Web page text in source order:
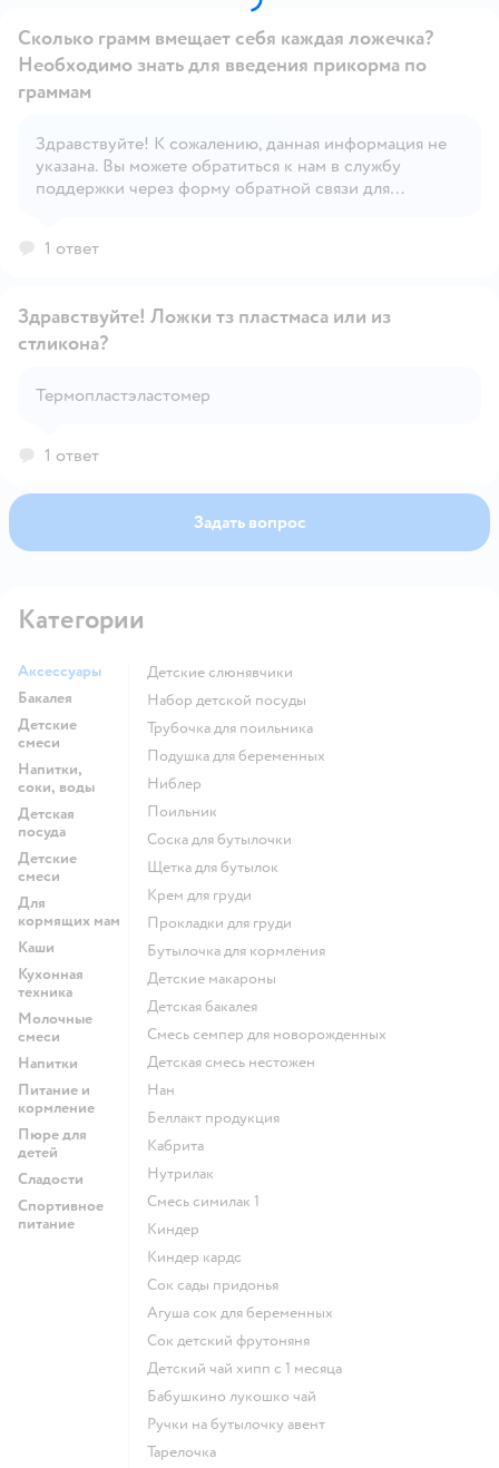
Открыть вопрос
Сколько грамм вмещает себя каждая ложечка?
Необходимо знать для введения прикорма по
граммам
Здравствуйте! К сожалению, данная информация не
указана. Вы можете обратиться к нам в службу
поддержки через форму обратной связи для
1 ответ
Здравствуйте! Ложки тз пластмаса или из
стликона?
Термопластэластомер
1 ответ
Задать вопрос
Категории
Аксессуары
Бакалея
Детские
смеси
Напитки,
соки, воды
Детская
посуда
Детские
смеси
Для
кормящих мам
Каши
Кухонная
техника
Молочные
смеси
Напитки
Питание и
кормление
Пюре для
детей
Сладости
Спортивное
питание
Детские слюнявчики
набор детской посуды
трубочка для поильника
подушка для беременных
ниблер
поильник
соска для бутылочки
щетка для бутылок
крем для груди
прокладки для груди
бутылочка для кормления
детские макароны
детская бакалея
смесь семпер для новорожденных
детская смесь нестожен
нан
беллакт продукция
кабрита
нутрилак
смесь симилак 1
киндер
киндер кардс
сок сады придонья
агуша сок для беременных
сок детский фрутоняня
детский чай хипп с 1 месяца
бабушкино лукошко чай
ручки на бутылочку авент
тарелочка